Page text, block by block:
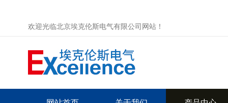
欢迎光临北京埃克伦斯电气有限公司网站！